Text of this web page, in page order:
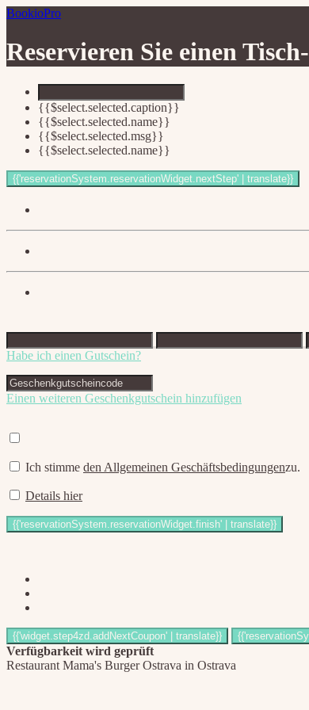
BookioPro
Reservieren Sie einen Tisch-
{{$select.selected.caption}}
{{$select.selected.name}}
{{$select.selected.msg}}
{{$select.selected.name}}
Habe ich einen Gutschein?
Einen weiteren Geschenkgutschein hinzufügen
Ich stimme den Allgemeinen Geschäftsbedingungenzu.
Details hier
Verfügbarkeit wird geprüft
Restaurant Mama's Burger Ostrava in Ostrava